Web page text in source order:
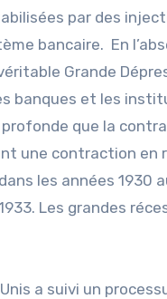
par des
bancaire. En
Grande
banques et les
que la
une contraction en
les années 1930
Les grandes
a suivi un